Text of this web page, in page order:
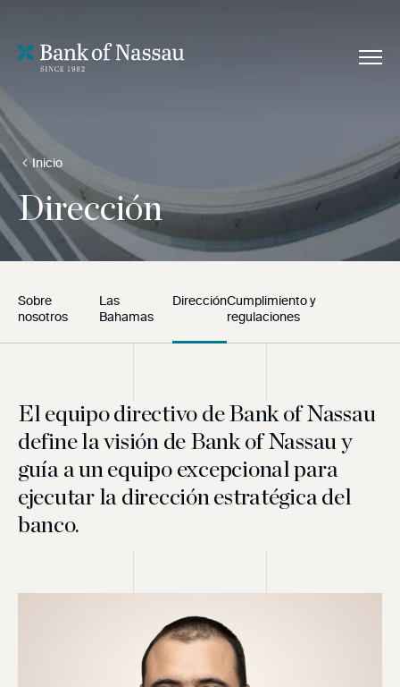
Inicio
Dirección
Sobre
nosotros
Las
Bahamas
DirecciónCumplimiento y
regulaciones
El equipo directivo de Bank of Nassau
define la visión de Bank of Nassau y
guía a un equipo excepcional para
ejecutar la dirección estratégica del
banco.